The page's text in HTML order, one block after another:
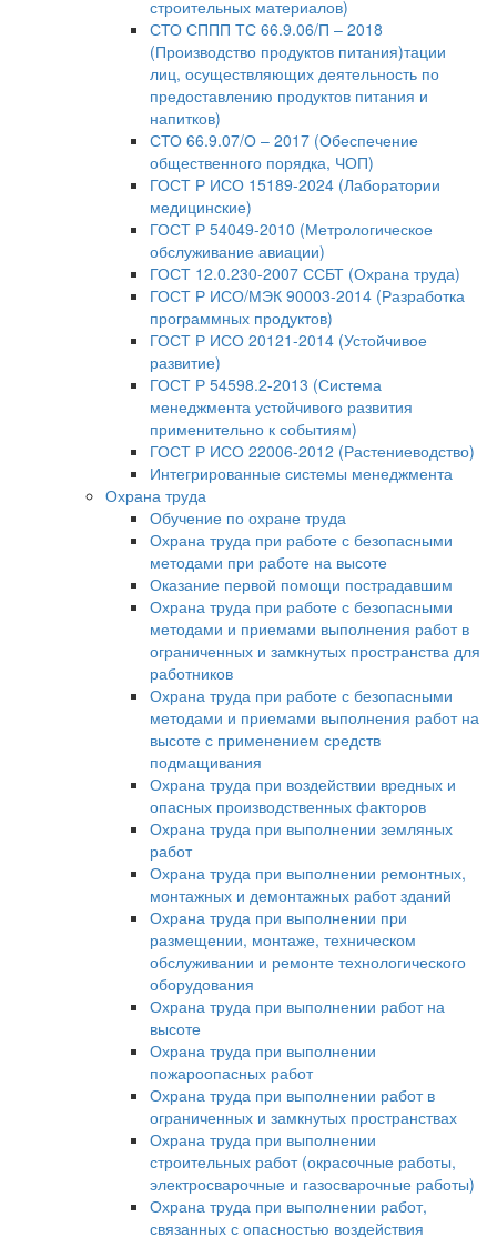
строительных материалов)
СТО СППП ТС 66.9.06/П – 2018
(Производство продуктов питания)тации
лиц, осуществляющих деятельность по
предоставлению продуктов питания и
напитков)
СТО 66.9.07/О – 2017 (Обеспечение
общественного порядка, ЧОП)
ГОСТ Р ИСО 15189-2024 (Лаборатории
медицинские)
ГОСТ Р 54049-2010 (Метрологическое
обслуживание авиации)
ГОСТ 12.0.230-2007 ССБТ (Охрана труда)
ГОСТ Р ИСО/МЭК 90003-2014 (Разработка
программных продуктов)
ГОСТ Р ИСО 20121-2014 (Устойчивое
развитие)
ГОСТ Р 54598.2-2013 (Система
менеджмента устойчивого развития
применительно к событиям)
ГОСТ Р ИСО 22006-2012 (Растениеводство)
Интегрированные системы менеджмента
Охрана труда
Обучение по охране труда
Охрана труда при работе с безопасными
методами при работе на высоте
Оказание первой помощи пострадавшим
Охрана труда при работе с безопасными
методами и приемами выполнения работ в
ограниченных и замкнутых пространства для
работников
Охрана труда при работе с безопасными
методами и приемами выполнения работ на
высоте с применением средств
подмащивания
Охрана труда при воздействии вредных и
опасных производственных факторов
Охрана труда при выполнении земляных
работ
Охрана труда при выполнении ремонтных,
монтажных и демонтажных работ зданий
Охрана труда при выполнении при
размещении, монтаже, техническом
обслуживании и ремонте технологического
оборудования
Охрана труда при выполнении работ на
высоте
Охрана труда при выполнении
пожароопасных работ
Охрана труда при выполнении работ в
ограниченных и замкнутых пространствах
Охрана труда при выполнении
строительных работ (окрасочные работы,
электросварочные и газосварочные работы)
Охрана труда при выполнении работ,
связанных с опасностью воздействия